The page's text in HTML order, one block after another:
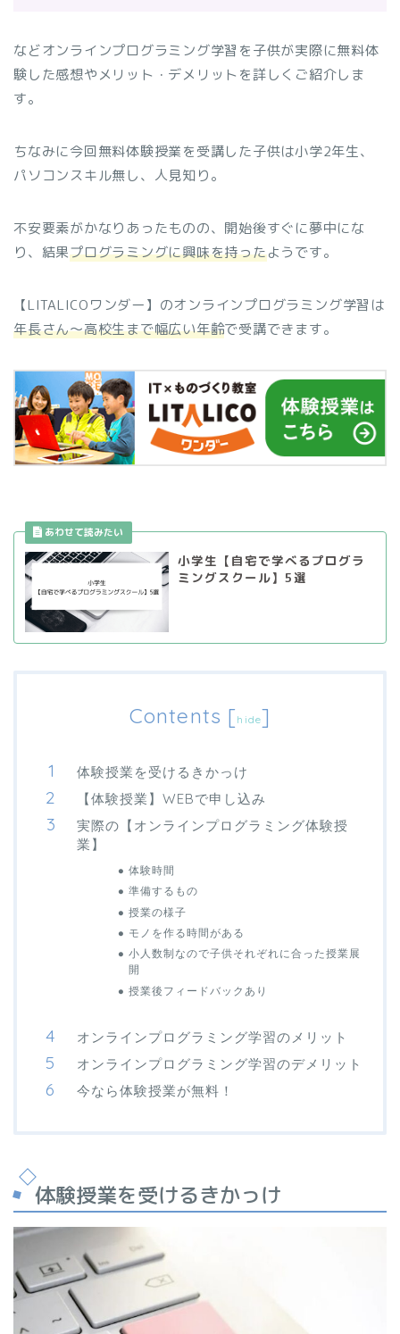
などオンラインプログラミング学習を子供が実際に無料体
験した感想やメリット・デメリットを詳しくご紹介しま
す。
ちなみに今回無料体験授業を受講した子供は小学2年生、
パソコンスキル無し、人見知り。
不安要素がかなりあったものの、開始後すぐに夢中にな
り、結果プログラミングに興味を持ったようです。
【LITALICOワンダー】のオンラインプログラミング学習は
年長さん～高校生まで幅広い年齢で受講できます。
小学生【自宅で学べるプログラ
ミングスクール】5選
Contents [ hide]
体験授業を受けるきかっけ
【体験授業】WEBで申し込み
実際の【オンラインプログラミング体験授
業】
体験時間
準備するもの
授業の様子
モノを作る時間がある
小人数制なので子供それぞれに合った授業展
開
授業後フィードバックあり
オンラインプログラミング学習のメリット
オンラインプログラミング学習のデメリット
今なら体験授業が無料！
体験授業を受けるきかっけ